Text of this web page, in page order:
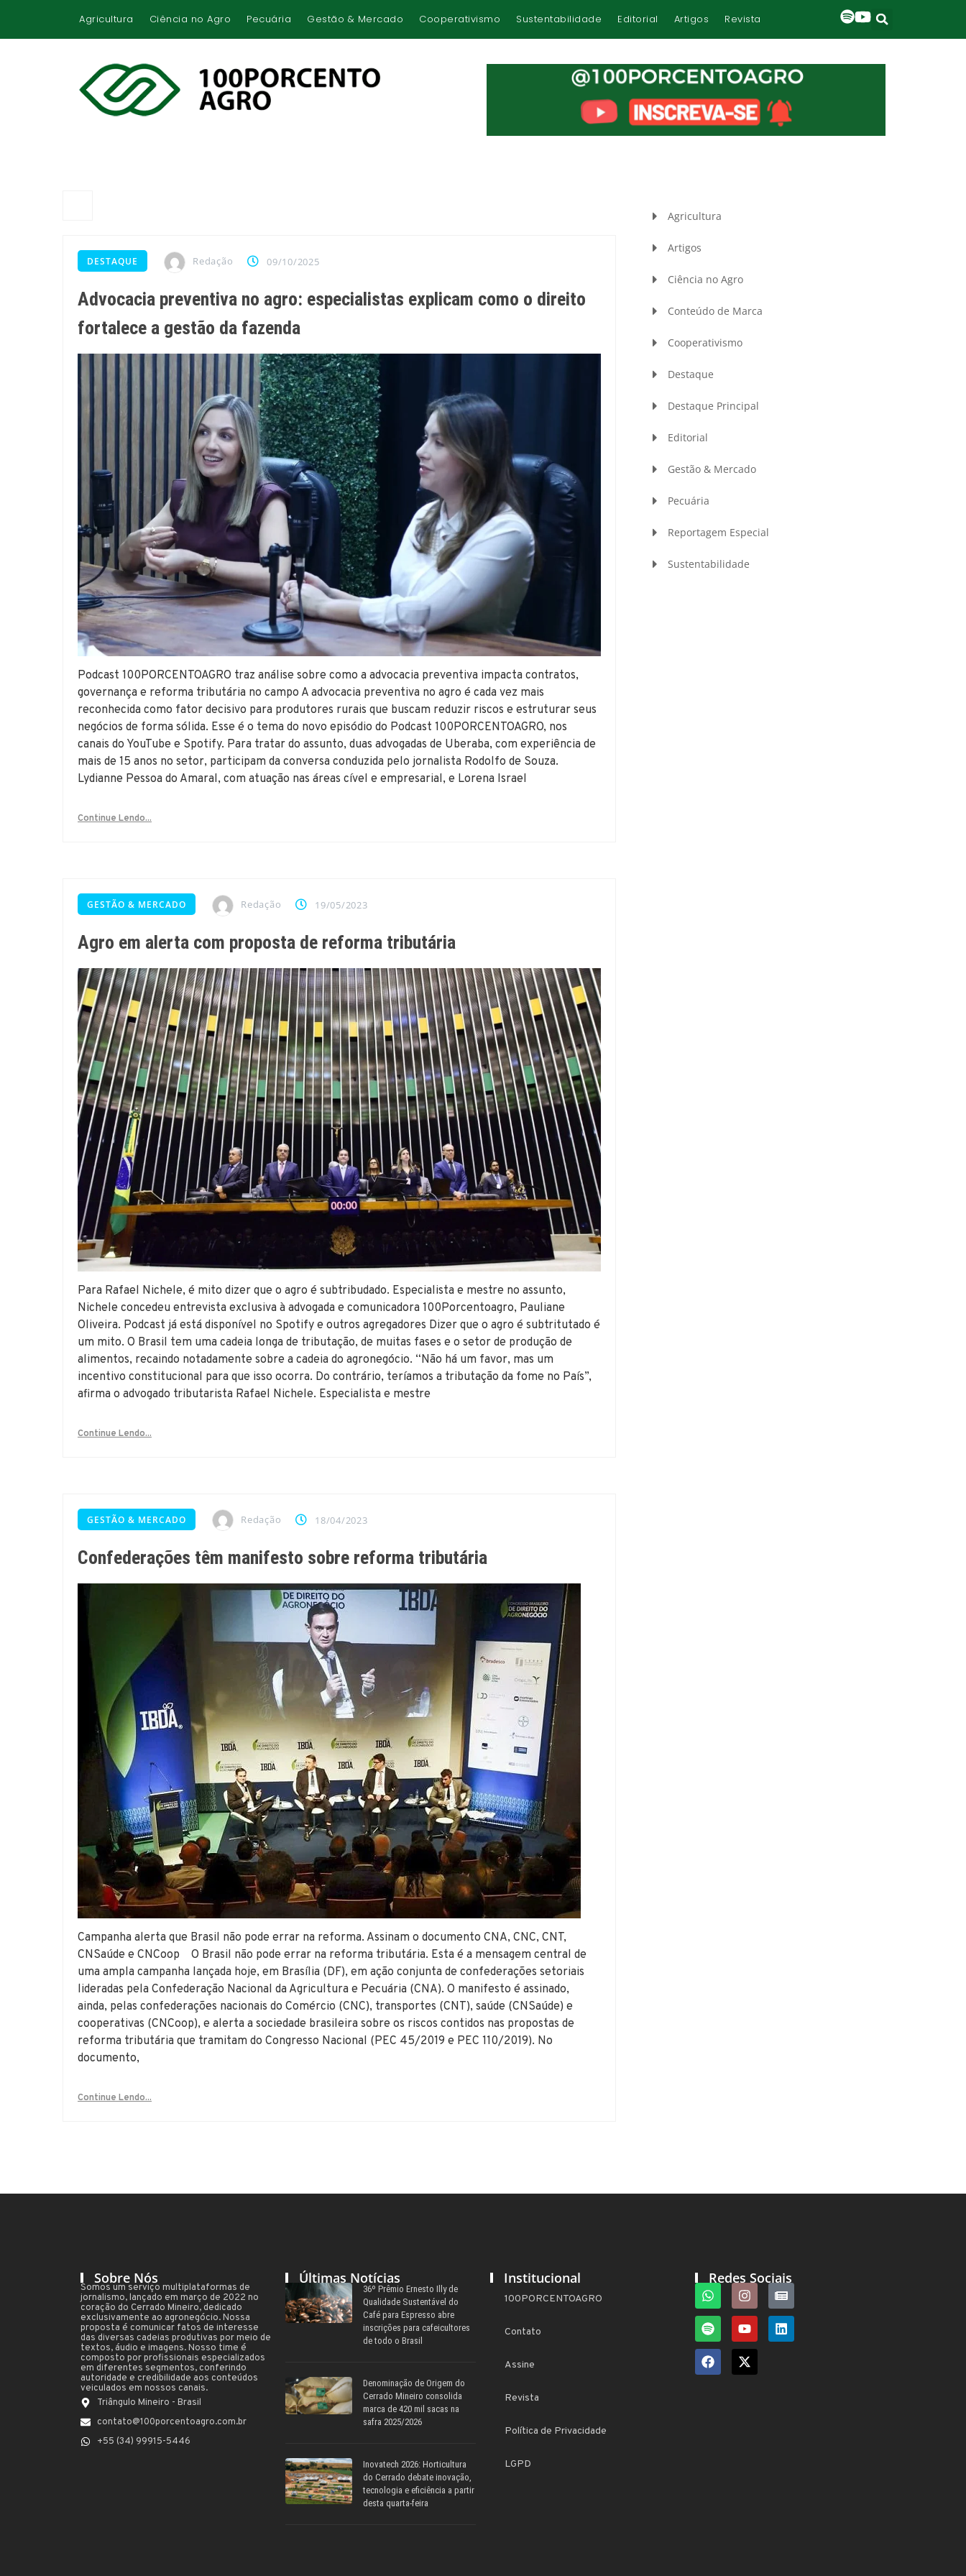
Agricultura Ciência no Agro Pecuária Gestão & Mercado Cooperativismo Sustentabilidade Editorial Artigos Revista
DESTAQUE Redação 09/10/2025
Advocacia preventiva no agro: especialistas explicam como o direito
fortalece a gestão da fazenda
Podcast 100PORCENTOAGRO traz análise sobre como a advocacia preventiva impacta contratos,
governança e reforma tributária no campo A advocacia preventiva no agro é cada vez mais
reconhecida como fator decisivo para produtores rurais que buscam reduzir riscos e estruturar seus
negócios de forma sólida. Esse é o tema do novo episódio do Podcast 100PORCENTOAGRO, nos
canais do YouTube e Spotify. Para tratar do assunto, duas advogadas de Uberaba, com experiência de
mais de 15 anos no setor, participam da conversa conduzida pelo jornalista Rodolfo de Souza.
Lydianne Pessoa do Amaral, com atuação nas áreas cível e empresarial, e Lorena Israel
Continue Lendo...
GESTÃO & MERCADO Redação 19/05/2023
Agro em alerta com proposta de reforma tributária
Para Rafael Nichele, é mito dizer que o agro é subtribudado. Especialista e mestre no assunto,
Nichele concedeu entrevista exclusiva à advogada e comunicadora 100Porcentoagro, Pauliane
Oliveira. Podcast já está disponível no Spotify e outros agregadores Dizer que o agro é subtritutado é
um mito. O Brasil tem uma cadeia longa de tributação, de muitas fases e o setor de produção de
alimentos, recaindo notadamente sobre a cadeia do agronegócio. “Não há um favor, mas um
incentivo constitucional para que isso ocorra. Do contrário, teríamos a tributação da fome no País”,
afirma o advogado tributarista Rafael Nichele. Especialista e mestre
Continue Lendo...
GESTÃO & MERCADO Redação 18/04/2023
Confederações têm manifesto sobre reforma tributária
Campanha alerta que Brasil não pode errar na reforma. Assinam o documento CNA, CNC, CNT,
CNSaúde e CNCoop O Brasil não pode errar na reforma tributária. Esta é a mensagem central de
uma ampla campanha lançada hoje, em Brasília (DF), em ação conjunta de confederações setoriais
lideradas pela Confederação Nacional da Agricultura e Pecuária (CNA). O manifesto é assinado,
ainda, pelas confederações nacionais do Comércio (CNC), transportes (CNT), saúde (CNSaúde) e
cooperativas (CNCoop), e alerta a sociedade brasileira sobre os riscos contidos nas propostas de
reforma tributária que tramitam do Congresso Nacional (PEC 45/2019 e PEC 110/2019). No
documento,
Continue Lendo...
Agricultura
Artigos
Ciência no Agro
Conteúdo de Marca
Cooperativismo
Destaque
Destaque Principal
Editorial
Gestão & Mercado
Pecuária
Reportagem Especial
Sustentabilidade
Sobre Nós
Somos um serviço multiplataformas de
jornalismo, lançado em março de 2022 no
coração do Cerrado Mineiro, dedicado
exclusivamente ao agronegócio. Nossa
proposta é comunicar fatos de interesse
das diversas cadeias produtivas por meio de
textos, áudio e imagens. Nosso time é
composto por profissionais especializados
em diferentes segmentos, conferindo
autoridade e credibilidade aos conteúdos
veiculados em nossos canais.
Triângulo Mineiro - Brasil
contato@100porcentoagro.com.br
+55 (34) 99915-5446
Últimas Notícias
36º Prêmio Ernesto Illy de
Qualidade Sustentável do
Café para Espresso abre
inscrições para cafeicultores
de todo o Brasil
Denominação de Origem do
Cerrado Mineiro consolida
marca de 420 mil sacas na
safra 2025/2026
Inovatech 2026: Horticultura
do Cerrado debate inovação,
tecnologia e eficiência a partir
desta quarta-feira
Institucional
100PORCENTOAGRO
Contato
Assine
Revista
Política de Privacidade
LGPD
Redes Sociais